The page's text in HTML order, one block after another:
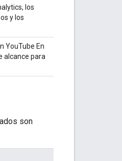
los
y los
YouTube En
alcance para
son